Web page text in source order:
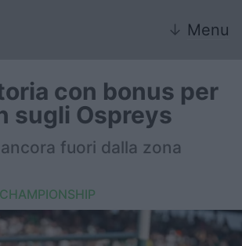
↓ Menu
con bonus per
sugli Ospreys
fuori dalla zona